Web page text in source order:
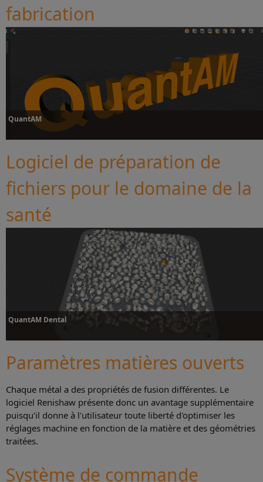
Plus d’informations
fabrication
QuantAM
Plus d’informations
Logiciel de préparation de
fichiers pour le domaine de la
santé
QuantAM Dental
Plus d’informations
Paramètres matières ouverts
Chaque métal a des propriétés de fusion différentes. Le
logiciel Renishaw présente donc un avantage supplémentaire
puisqu'il donne à l'utilisateur toute liberté d'optimiser les
réglages machine en fonction de la matière et des géométries
traitées.
Système de commande